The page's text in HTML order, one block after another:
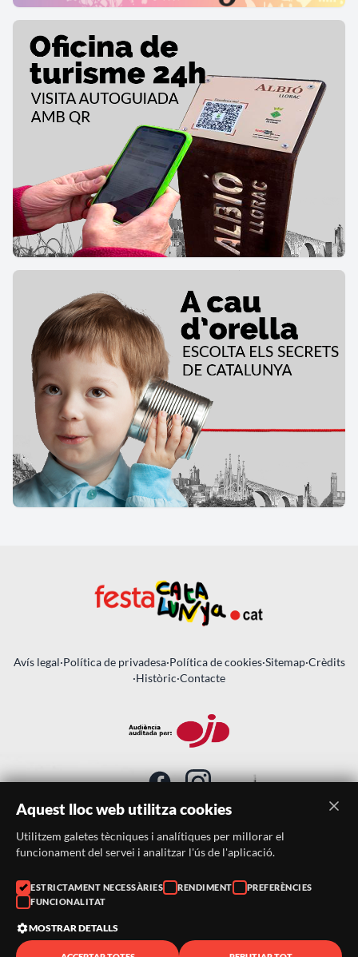
Avís legal·Política de privadesa·Política de cookies·Sitemap·Crèdits
·Històric·Contacte
SUBSCRIU-TE AL BUTLLETÍ
Telèfon: 938046359
Correu:
Aquest lloc web utilitza cookies
Utilitzem galetes tècniques i analítiques per millorar el
funcionament del servei i analitzar l'ús de l'aplicació.
ESTRICTAMENT NECESSÀRIES RENDIMENT
PREFERÈNCIES
FUNCIONALITAT
MOSTRAR DETALLS